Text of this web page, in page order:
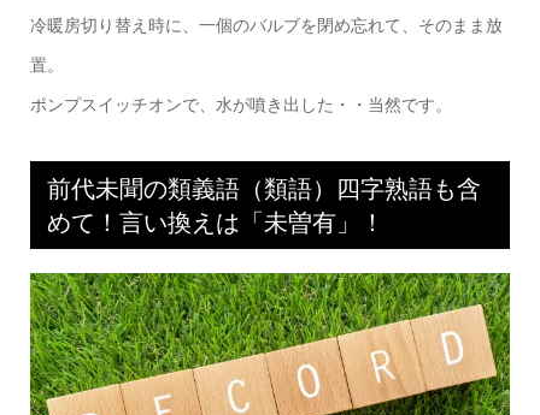
冷暖房切り替え時に、一個のバルブを閉め忘れて、そのまま放
置。
ポンプスイッチオンで、水が噴き出した・・当然です。
前代未聞の類義語（類語）四字熟語も含
めて！言い換えは「未曽有」！